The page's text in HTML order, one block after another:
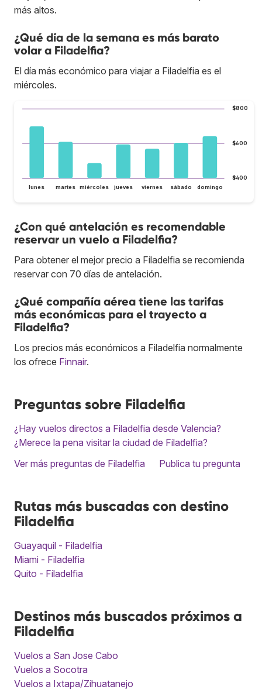
más altos.
¿Qué día de la semana es más barato
volar a Filadelfia?
El día más económico para viajar a Filadelfia es el
miércoles.
$400
$600
$800
lunes martes miércoles jueves viernes sábado domingo
¿Con qué antelación es recomendable
reservar un vuelo a Filadelfia?
Para obtener el mejor precio a Filadelfia se recomienda
reservar con 70 días de antelación.
¿Qué compañía aérea tiene las tarifas
más económicas para el trayecto a
Filadelfia?
Los precios más económicos a Filadelfia normalmente
los ofrece Finnair.
Preguntas sobre Filadelfia
¿Hay vuelos directos a Filadelfia desde Valencia?
¿Merece la pena visitar la ciudad de Filadelfia?
Ver más preguntas de Filadelfia
Publica tu pregunta
Rutas más buscadas con destino
Filadelfia
Guayaquil - Filadelfia
Miami - Filadelfia
Quito - Filadelfia
Destinos más buscados próximos a
Filadelfia
Vuelos a San Jose Cabo
Vuelos a Socotra
Vuelos a Ixtapa/Zihuatanejo